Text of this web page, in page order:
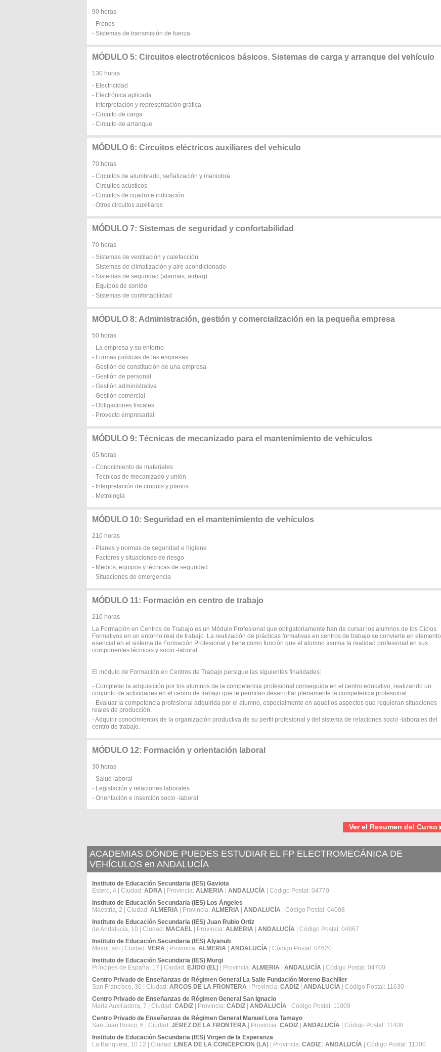
90 horas
- Frenos
- Sistemas de transmisión de fuerza
MÓDULO 5: Circuitos electrotécnicos básicos. Sistemas de carga y arranque del vehículo
130 horas
- Electricidad
- Electrónica aplicada
- Interpretación y representación gráfica
- Circuito de carga
- Circuito de arranque
MÓDULO 6: Circuitos eléctricos auxiliares del vehículo
70 horas
- Circuitos de alumbrado, señalización y maniobra
- Circuitos acústicos
- Circuitos de cuadro e indicación
- Otros circuitos auxiliares
MÓDULO 7: Sistemas de seguridad y confortabilidad
70 horas
- Sistemas de ventilación y calefacción
- Sistemas de climatización y aire acondicionado
- Sistemas de seguridad (alarmas, airbaq)
- Equipos de sonido
- Sistemas de confortabilidad
MÓDULO 8: Administración, gestión y comercialización en la pequeña empresa
50 horas
- La empresa y su entorno
- Formas jurídicas de las empresas
- Gestión de constitución de una empresa
- Gestión de personal
- Gestión administrativa
- Gestión comercial
- Obligaciones fiscales
- Provecto empresarial
MÓDULO 9: Técnicas de mecanizado para el mantenimiento de vehículos
65 horas
- Conocimiento de materiales
- Técnicas de mecanizado y unión
- Interpretación de croquis y planos
- Metrología
MÓDULO 10: Seguridad en el mantenimiento de vehículos
210 horas
- Planes y normas de seguridad e higiene
- Factores y situaciones de riesgo
- Medios, equipos y técnicas de seguridad
- Situaciones de emergencia
MÓDULO 11: Formación en centro de trabajo
210 horas
La Formación en Centros de Trabajo es un Módulo Profesional que obligatoriamente han de cursar los alumnos de los Ciclos
Formativos en un entorno real de trabajo. La realización de prácticas formativas en centros de trabajo se convierte en elemento
esencial en el sistema de Formación Profesional y tiene como función que el alumno asuma la realidad profesional en sus
componentes técnicas y socio -laboral.
El módulo de Formación en Centros de Trabajo persigue las siguientes finalidades:
- Completar la adquisición por los alumnos de la competencia profesional conseguida en el centro educativo, realizando un
conjunto de actividades en el centro de trabajo que le permitan desarrollar plenamente la competencia profesional.
- Evaluar la competencia profesional adquirida por el alumno, especialmente en aquellos aspectos que requieran situaciones
reales de producción.
- Adquirir conocimientos de la organización productiva de su perfil profesional y del sistema de relaciones socio -laborales del
centro de trabajo.
MÓDULO 12: Formación y orientación laboral
30 horas
- Salud laboral
- Legislación y relaciones laborales
- Orientación e inserción socio -Iaboral
Ver el Resumen del Curso
ACADEMIAS DÓNDE PUEDES ESTUDIAR EL FP ELECTROMECÁNICA DE
VEHÍCULOS en ANDALUCÍA
Instituto de Educación Secundaria (IES) Gaviota
Estero, 4 | Ciudad: ADRA | Provincia: ALMERIA ANDALUCÍA | Código Postal: 04770
Instituto de Educación Secundaria (IES) Los Ángeles
Maestría, 2 | Ciudad: ALMERIA | Provincia: ALMERIA ANDALUCÍA | Código Postal: 04008
Instituto de Educación Secundaria (IES) Juan Rubio Ortiz
de Andalucía, 10 | Ciudad: MACAEL | Provincia: ALMERIA ANDALUCÍA | Código Postal: 04867
Instituto de Educación Secundaria (IES) Alyanub
Mayor, s/n | Ciudad: VERA | Provincia: ALMERIA ANDALUCÍA | Código Postal: 04620
Instituto de Educación Secundaria (IES) Murgi
Príncipes de España, 17 | Ciudad: EJIDO (EL) | Provincia: ALMERIA ANDALUCÍA | Código Postal: 04700
Centro Privado de Enseñanzas de Régimen General La Salle Fundación Moreno Bachiller
San Francisco, 30 | Ciudad: ARCOS DE LA FRONTERA | Provincia: CADIZ ANDALUCÍA | Código Postal: 11630
Centro Privado de Enseñanzas de Régimen General San Ignacio
María Auxiliadora, 7 | Ciudad: CADIZ | Provincia: CADIZ ANDALUCÍA | Código Postal: 11009
Centro Privado de Enseñanzas de Régimen General Manuel Lora Tamayo
San Juan Bosco, 6 | Ciudad: JEREZ DE LA FRONTERA | Provincia: CADIZ ANDALUCÍA | Código Postal: 11408
Instituto de Educación Secundaria (IES) Virgen de la Esperanza
La Banqueta, 10 12 | Ciudad: LINEA DE LA CONCEPCION (LA) | Provincia: CADIZ ANDALUCÍA | Código Postal: 11300